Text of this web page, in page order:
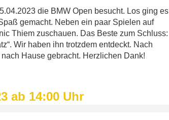
die BMW Open besucht. Los ging es
gemacht. Neben ein paar Spielen auf
Thiem zuschauen. Das Beste zum Schluss:
Wir haben ihn trotzdem entdeckt. Nach
Hause gebracht. Herzlichen Dank!
ab 14:00 Uhr